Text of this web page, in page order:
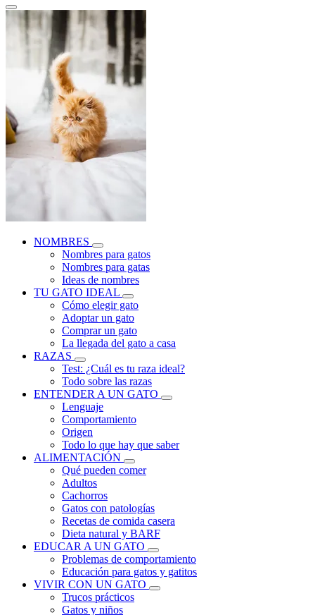
NOMBRES
Nombres para gatos
Nombres para gatas
Ideas de nombres
TU GATO IDEAL
Cómo elegir gato
Adoptar un gato
Comprar un gato
La llegada del gato a casa
RAZAS
Test: ¿Cuál es tu raza ideal?
Todo sobre las razas
ENTENDER A UN GATO
Lenguaje
Comportamiento
Origen
Todo lo que hay que saber
ALIMENTACIÓN
Qué pueden comer
Adultos
Cachorros
Gatos con patologías
Recetas de comida casera
Dieta natural y BARF
EDUCAR A UN GATO
Problemas de comportamiento
Educación para gatos y gatitos
VIVIR CON UN GATO
Trucos prácticos
Gatos y niños